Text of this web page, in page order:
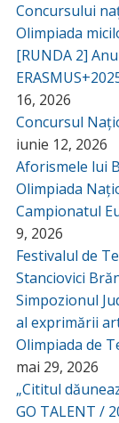
Concursului
Olimpiada
[RUNDA 2]
16, 2026
Concursul
iunie 12, 2026
Aforismele lui
Olimpiada
Campionatul
9, 2026
Festivalul de
Stanciovici
Simpozionul
al exprimării
Olimpiada de
mai 29, 2026
„Cititul
GO TALENT /